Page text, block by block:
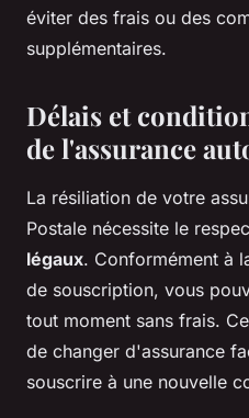
éviter des frais ou des
supplémentaires.
Délais et
de l'assurance
La résiliation de votre
Postale nécessite le
légaux. Conformément à
de souscription, vous
tout moment sans frais.
de changer d'assurance
souscrire à une nouvelle